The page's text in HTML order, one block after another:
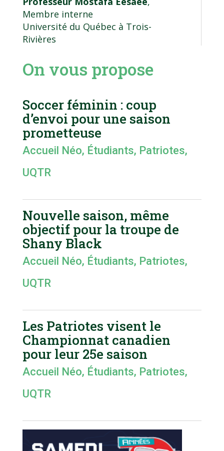
Membre interne
Université du Québec à Trois-
Rivières
On vous propose
Soccer féminin : coup
d’envoi pour une saison
prometteuse
Accueil Néo, Étudiants, Patriotes,
UQTR
Nouvelle saison, même
objectif pour la troupe de
Shany Black
Accueil Néo, Étudiants, Patriotes,
UQTR
Les Patriotes visent le
Championnat canadien
pour leur 25e saison
Accueil Néo, Étudiants, Patriotes,
UQTR